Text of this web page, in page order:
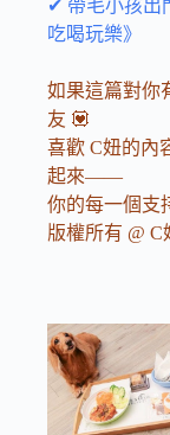
✔ 帶毛小孩出
吃喝玩樂》
如果這篇對你
友 💟
喜歡 C妞的內
起來——
你的每一個支
版權所有 @ C